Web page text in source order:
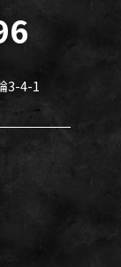
3-4-1